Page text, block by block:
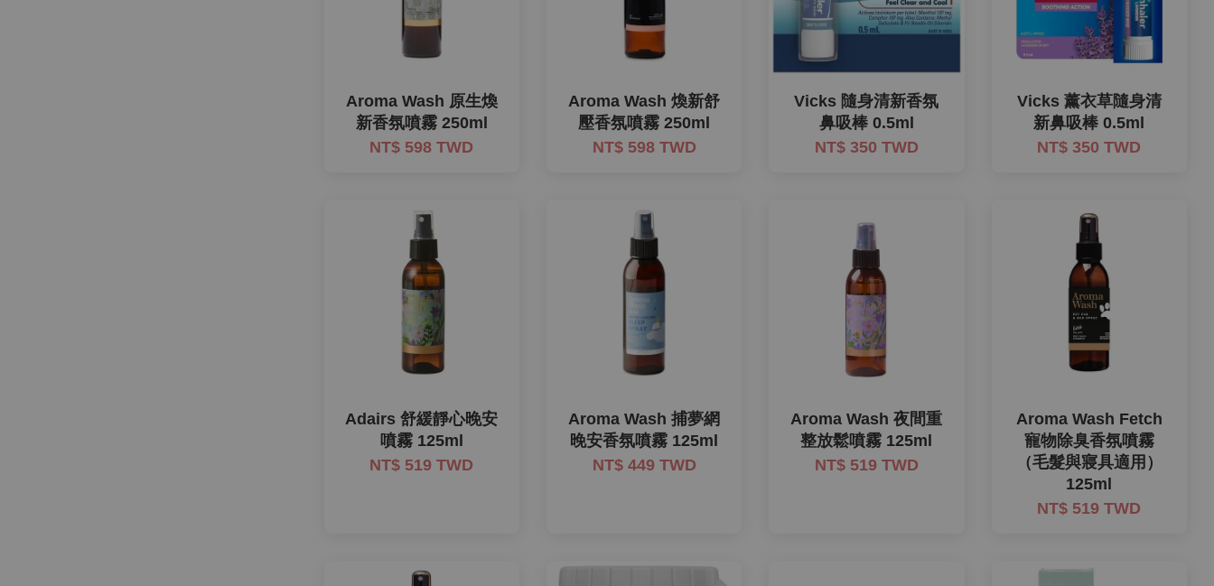
Aroma Wash 原生煥
新香氛噴霧 250ml
NT$ 598 TWD
Aroma Wash 煥新舒
壓香氛噴霧 250ml
NT$ 598 TWD
Vicks 隨身清新香氛
鼻吸棒 0.5ml
NT$ 350 TWD
Vicks 薰衣草隨身清
新鼻吸棒 0.5ml
NT$ 350 TWD
Adairs 舒緩靜心晚安
噴霧 125ml
NT$ 519 TWD
Aroma Wash 捕夢網
晚安香氛噴霧 125ml
NT$ 449 TWD
Aroma Wash 夜間重
整放鬆噴霧 125ml
NT$ 519 TWD
Aroma Wash Fetch
寵物除臭香氛噴霧
（毛髮與寢具適用）
125ml
NT$ 519 TWD